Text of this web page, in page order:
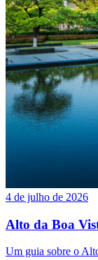
4 de julho de 2026
Alto da Boa
Um guia sobre o